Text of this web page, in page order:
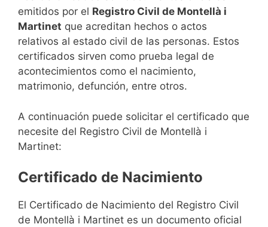
emitidos por el Registro Civil de Montellà i
Martinet que acreditan hechos o actos
relativos al estado civil de las personas. Estos
certificados sirven como prueba legal de
acontecimientos como el nacimiento,
matrimonio, defunción, entre otros.
A continuación puede solicitar el certificado que
necesite del Registro Civil de Montellà i
Martinet:
Certificado de Nacimiento
El Certificado de Nacimiento del Registro Civil
de Montellà i Martinet es un documento oficial